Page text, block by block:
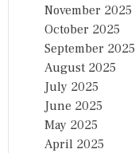
November 2025
October 2025
September 2025
August 2025
July 2025
June 2025
May 2025
April 2025